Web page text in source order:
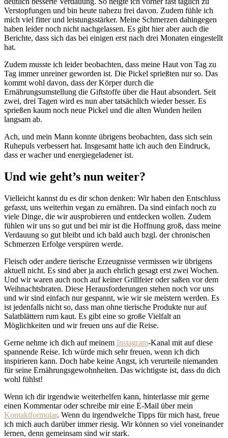
Verstopfungen und bin heute nahezu frei davon. Zudem fühle ich
mich viel fitter und leistungsstärker. Meine Schmerzen dahingegen
haben leider noch nicht nachgelassen. Es gibt hier aber auch die
Berichte, dass sich das bei einigen erst nach drei Monaten eingestellt
hat.
Zudem musste ich leider beobachten, dass meine Haut von Tag zu
Tag immer unreiner geworden ist. Die Pickel sprießten nur so. Das
kommt wohl davon, dass der Körper durch die
Ernährungsumstellung die Giftstoffe über die Haut absondert. Seit
zwei, drei Tagen wird es nun aber tatsächlich wieder besser. Es
sprießen kaum noch neue Pickel und die alten Wunden heilen
langsam ab.
Ach, und mein Mann konnte übrigens beobachten, dass sich sein
Ruhepuls verbessert hat. Insgesamt hatte ich auch den Eindruck,
dass er wacher und energiegeladener ist.
Und wie geht’s nun weiter?
Vielleicht kannst du es dir schon denken: Wir haben den Entschluss
gefasst, uns weiterhin vegan zu ernähren. Da sind einfach noch zu
viele Dinge, die wir ausprobieren und entdecken wollen. Zudem
fühlen wir uns so gut und bei mir ist die Hoffnung groß, dass meine
Verdauung so gut bleibt und ich bald auch bzgl. der chronischen
Schmerzen Erfolge verspüren werde.
Fleisch oder andere tierische Erzeugnisse vermissen wir übrigens
aktuell nicht. Es sind aber ja auch ehrlich gesagt erst zwei Wochen.
Und wir waren auch noch auf keiner Grillfeier oder saßen vor dem
Weihnachtsbraten. Diese Herausforderungen stehen noch vor uns
und wir sind einfach nur gespannt, wie wir sie meistern werden. Es
ist jedenfalls nicht so, dass man ohne tierische Produkte nur auf
Salatblättern rum kaut. Es gibt eine so große Vielfalt an
Möglichkeiten und wir freuen uns auf die Reise.
Gerne nehme ich dich auf meinem Instagram-Kanal mit auf diese
spannende Reise. Ich würde mich sehr freuen, wenn ich dich
inspirieren kann. Doch habe keine Angst, ich verurteile niemanden
für seine Ernährungsgewohnheiten. Das wichtigste ist, dass du dich
wohl fühlst!
Wenn ich dir irgendwie weiterhelfen kann, hinterlasse mir gerne
einen Kommentar oder schreibe mir eine E-Mail über mein
Kontaktformular. Wenn du irgendwelche Tipps für mich hast, freue
ich mich auch darüber immer riesig. Wir können so viel voneinander
lernen, denn gemeinsam sind wir stark.